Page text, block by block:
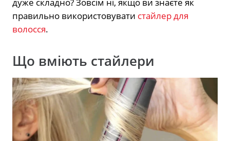
правильно використовувати стайлер для
волосся.
Що вміють стайлери